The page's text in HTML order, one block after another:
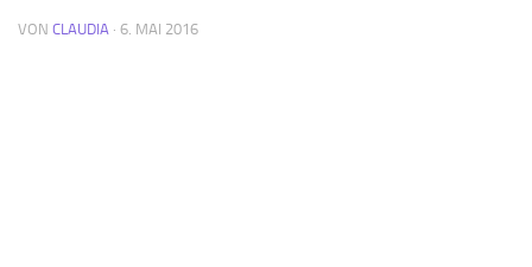
VON CLAUDIA · 6. MAI 2016